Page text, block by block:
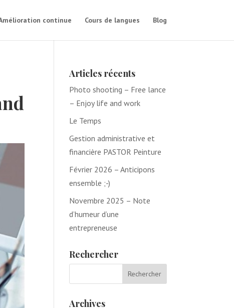
continue Cours de langues Blog
Articles récents
Photo shooting – Free lance
– Enjoy life and work
Le Temps
Gestion administrative et
financière PASTOR Peinture
Février 2026 – Anticipons
ensemble ;-)
Novembre 2025 – Note
d’humeur d’une
entrepreneuse
Rechercher
Archives